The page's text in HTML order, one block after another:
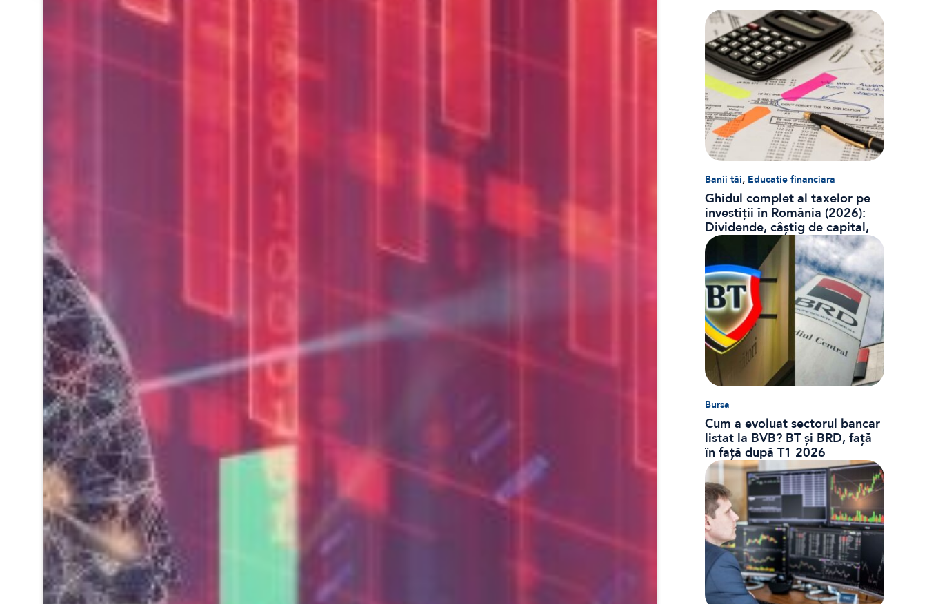
Banii tăi, Educatie financiara
Ghidul complet al taxelor pe
investiții în România (2026):
Dividende, câștig de capital,
dobânzi și CASS
Bursa
Cum a evoluat sectorul bancar
listat la BVB? BT și BRD, față
în față după T1 2026